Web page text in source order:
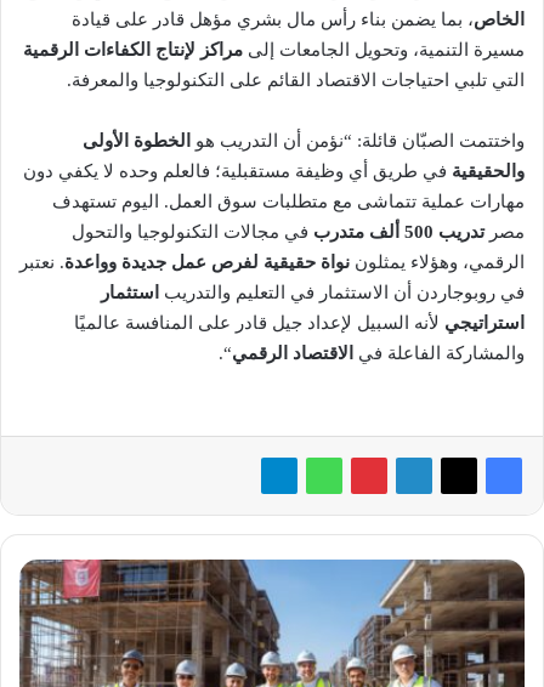
الخاص، بما يضمن بناء رأس مال بشري مؤهل قادر على قيادة
مسيرة التنمية، وتحويل الجامعات إلى مراكز لإنتاج الكفاءات الرقمية
التي تلبي احتياجات الاقتصاد القائم على التكنولوجيا والمعرفة.
واختتمت الصبّان قائلة: “نؤمن أن التدريب هو
الخطوة الأولى
والحقيقية في طريق أي وظيفة مستقبلية؛ فالعلم وحده لا يكفي دون
مهارات عملية تتماشى مع متطلبات سوق العمل. اليوم تستهدف
مصرتدريب 500 ألف متدرب
في مجالات التكنولوجيا والتحول
الرقمي، وهؤلاء يمثلون نواة حقيقية لفرص عمل جديدة وواعدة. نعتبر
في روبوجاردن أن الاستثمار في التعليم والتدريب
استثمار
استراتيجي لأنه السبيل لإعداد جيل قادر على المنافسة عالميًا
والمشاركة الفاعلة في
الاقتصاد الرقمي“.
«جيديا
مصر»
تنتقل
إلى
مركز